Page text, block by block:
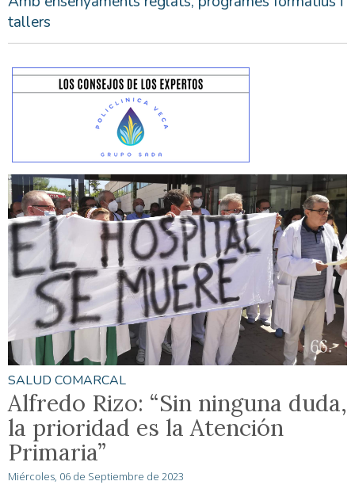
tallers
SALUD COMARCAL
Alfredo Rizo: “Sin ninguna duda,
la prioridad es la Atención
Primaria”
Miércoles, 06 de Septiembre de 2023